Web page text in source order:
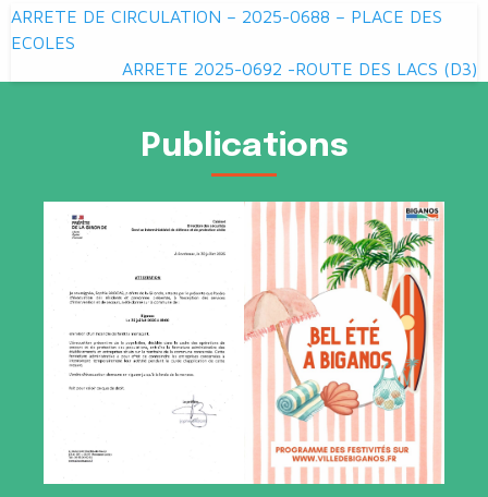
Navigation
de
l’article
ARRETE DE CIRCULATION – 2025-0688 – PLACE DES
ECOLES
ARRETE 2025-0692 -ROUTE DES LACS (D3)
Publications